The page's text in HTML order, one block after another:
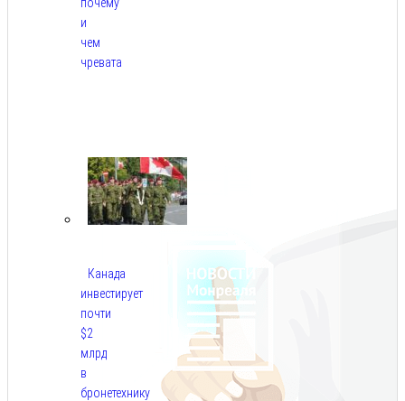
почему
и
чем
чревата
Канада
инвестирует
почти
$2
млрд
в
бронетехнику